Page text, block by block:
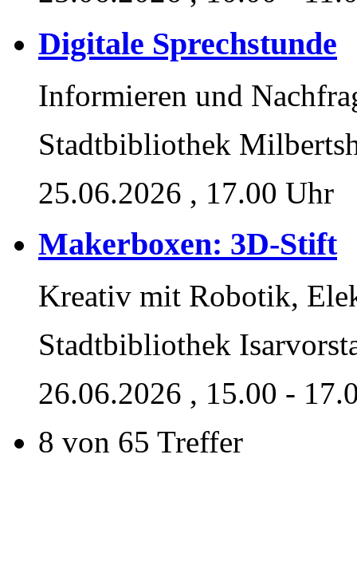
Digitale Sprechstunde
Informieren und
Stadtbibliothek
25.06.2026 , 17.00 Uhr
Makerboxen: 3D-Stift
Kreativ mit Robotik,
Stadtbibliothek
26.06.2026 , 15.00 -
8 von 65 Treffer